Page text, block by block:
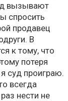
вызывают
спросить
продавец
В
к тому, что
потеря
суд проиграю.
всегда
нести не